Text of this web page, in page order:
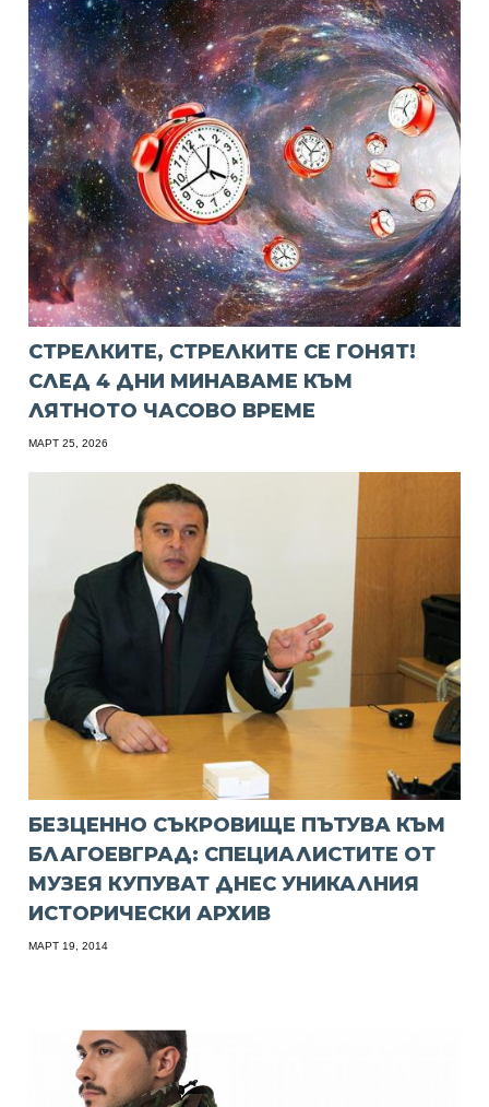
СТРЕЛКИТЕ, СТРЕЛКИТЕ СЕ ГОНЯТ!
СЛЕД 4 ДНИ МИНАВАМЕ КЪМ
ЛЯТНОТО ЧАСОВО ВРЕМЕ
МАРТ 25, 2026
БЕЗЦЕННО СЪКРОВИЩЕ ПЪТУВА КЪМ
БЛАГОЕВГРАД: СПЕЦИАЛИСТИТЕ ОТ
МУЗЕЯ КУПУВАТ ДНЕС УНИКАЛНИЯ
ИСТОРИЧЕСКИ АРХИВ
МАРТ 19, 2014